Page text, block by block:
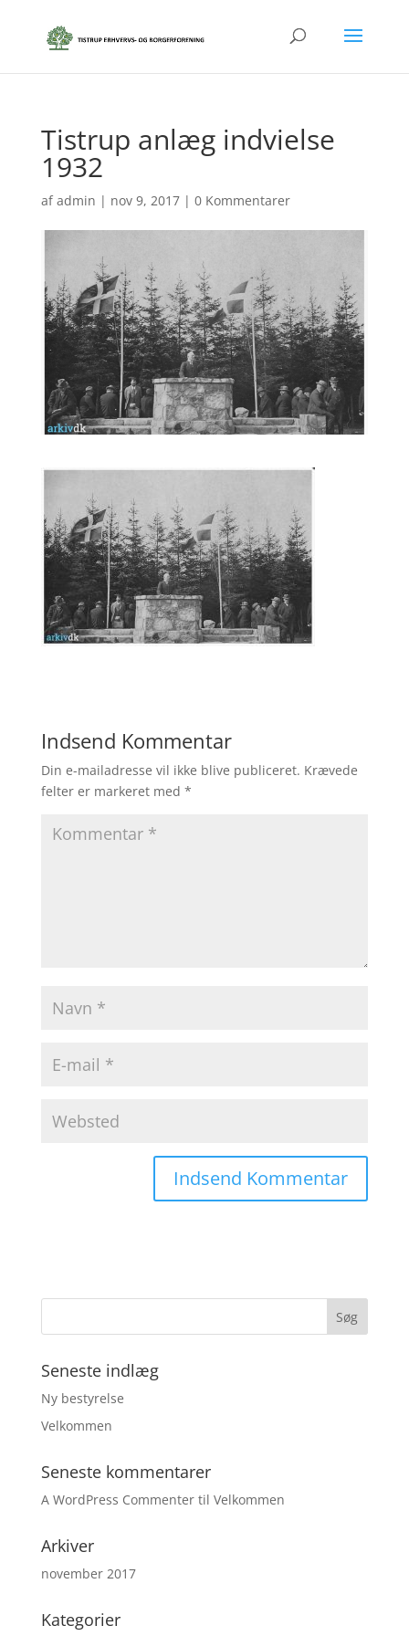
Tistrup anlæg indvielse
1932
afadmin | nov 9, 2017| 0 Kommentarer
Indsend Kommentar
Din e-mailadresse vil ikke blive publiceret. Krævede
felter er markeret med *
Seneste indlæg
Ny bestyrelse
Velkommen
Seneste kommentarer
A WordPress Commentertil Velkommen
Arkiver
november 2017
Kategorier